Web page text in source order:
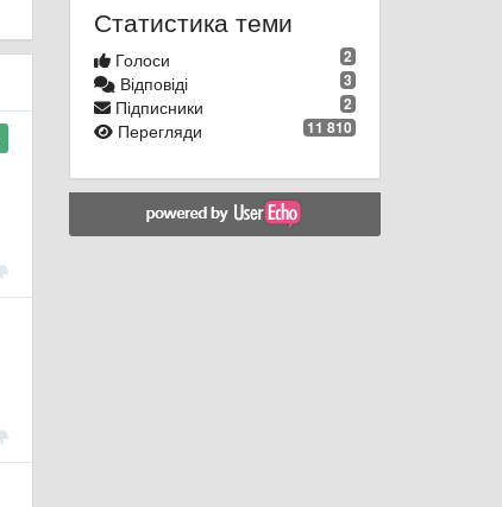
Статистика теми
2
Голоси
3
Відповіді
2
Підписники
11 810
Перегляди